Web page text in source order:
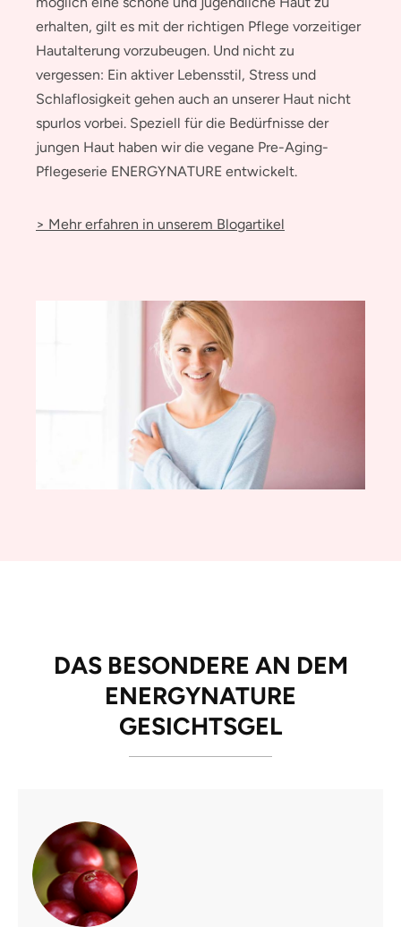
erhalten, gilt es mit der richtigen Pflege vorzeitiger
Hautalterung vorzubeugen. Und nicht zu
vergessen: Ein aktiver Lebensstil, Stress und
Schlaflosigkeit gehen auch an unserer Haut nicht
spurlos vorbei. Speziell für die Bedürfnisse der
jungen Haut haben wir die vegane Pre-Aging-
Pflegeserie ENERGYNATURE entwickelt.
> Mehr erfahren in unserem Blogartikel
DAS BESONDERE AN DEM
ENERGYNATURE
GESICHTSGEL